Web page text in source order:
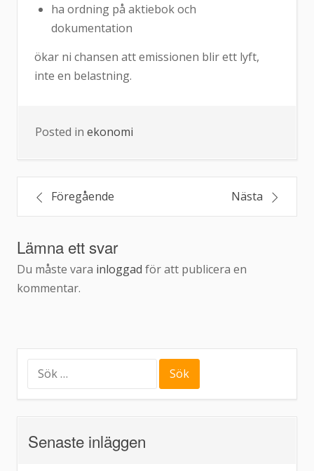
ha ordning på aktiebok och
dokumentation
ökar ni chansen att emissionen blir ett lyft,
inte en belastning.
Posted in ekonomi
Inläggsnavigering
Föregående Nästa
Lämna ett svar
Du måste vara inloggad för att publicera en
kommentar.
efter:
Senaste inläggen